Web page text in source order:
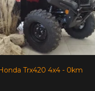
Trx420 4x4 - 0km